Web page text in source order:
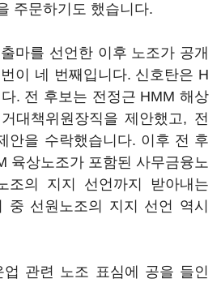
주문하기도 했습니다.
마를 선언한 이후 노조가 공개
이 네 번째입니다. 신호탄은 H
. 전 후보는 전정근 HMM 해상
대책위원장직을 제안했고, 전
안을 수락했습니다. 이후 전 후
육상노조가 포함된 사무금융노
조의 지지 선언까지 받아내는
중 선원노조의 지지 선언 역시
관련 노조 표심에 공을 들인